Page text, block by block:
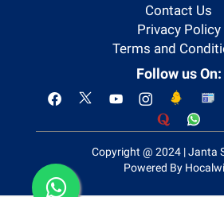
Contact Us
Privacy Policy
Terms and
Follow us On:
Copyright @ 2024 | Janta
Powered By